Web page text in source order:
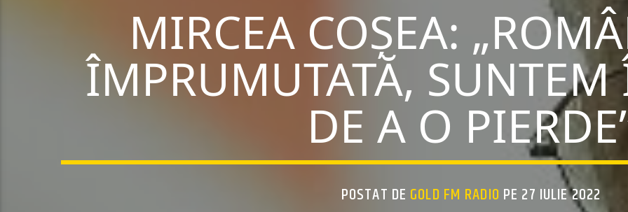
MIRCEA COȘEA:
ÎMPRUMUTATĂ,
DE A O
POSTAT DE GOLD FM RADIO PE 27 IULIE 2022